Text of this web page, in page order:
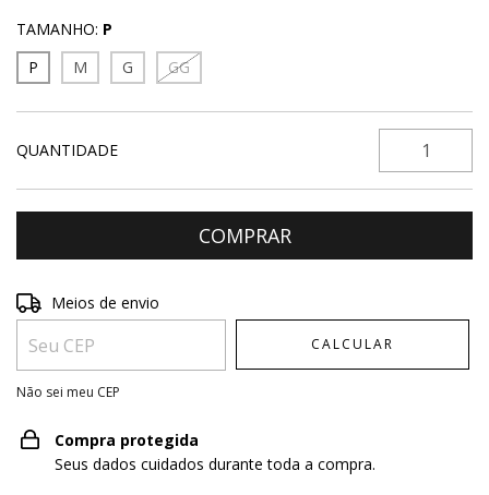
TAMANHO: P
P
M G GG
QUANTIDADE
Entregas para o CEP:
Meios de envio
CALCULAR
Não sei meu CEP
Compra protegida
Seus dados cuidados durante toda a compra.